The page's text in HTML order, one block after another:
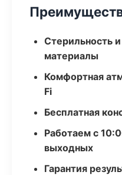
Стерильность
материалы
Комфортная
Fi
Бесплатная
Работаем с
выходных
Гарантия